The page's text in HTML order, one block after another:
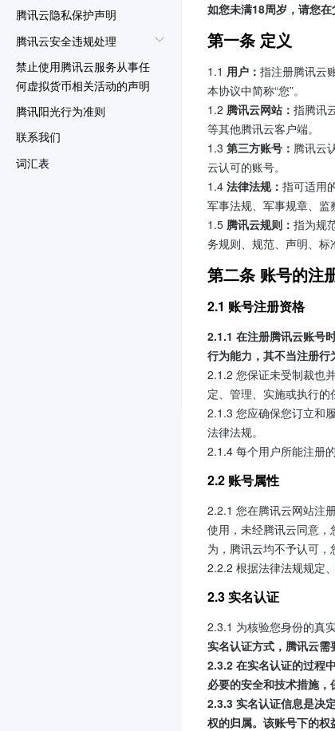
腾讯云隐私保护声明
腾讯云安全违规处理
禁止使用腾讯云服务从事任
何虚拟货币相关活动的声明
腾讯阳光行为准则
联系我们
词汇表
如您未满18周岁，请您在
第一条 定义
1.1 用户： 指注册腾讯云
本协议中简称“您”。
1.2 腾讯云网站： 指腾讯
等其他腾讯云客户端。
1.3 第三方账号： 腾讯云
云认可的账号。
1.4 法律法规： 指可适用
军事法规、军事规章、监
1.5 腾讯云规则： 指为规
务规则、规范、声明、标
第二条 账号的注
2.1 账号注册资格
2.1.1 在注册腾讯云账号
行为能力，其不当注册行
2.1.2 您保证未受制裁也
定、管理、实施或执行的
2.1.3 您应确保您订立和
法律法规。
2.1.4 每个用户所能注册
2.2 账号属性
2.2.1 您在腾讯云网站注
使用，未经腾讯云同意
为，腾讯云均不予认可，
2.2.2 根据法律法规规定
2.3 实名认证
2.3.1 为核验您身份的真
实名认证方式，腾讯云需
2.3.2 在实名认证的过程
必要的安全和技术措施，
2.3.3 实名认证信息是决
权的归属。该账号下的权